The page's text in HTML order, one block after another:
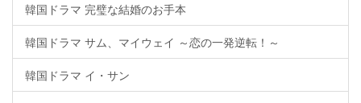
韓国ドラマ 完璧な結婚のお手本
韓国ドラマ サム、マイウェイ ～恋の一発逆転！～
韓国ドラマ イ・サン